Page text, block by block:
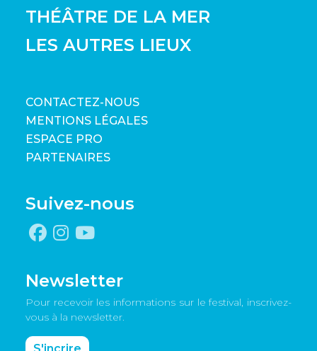
THÉÂTRE DE LA MER
LES AUTRES LIEUX
CONTACTEZ-NOUS
MENTIONS LÉGALES
ESPACE PRO
PARTENAIRES
Suivez-nous
Newsletter
Pour recevoir les informations sur le festival, inscrivez-
vous à la newsletter.